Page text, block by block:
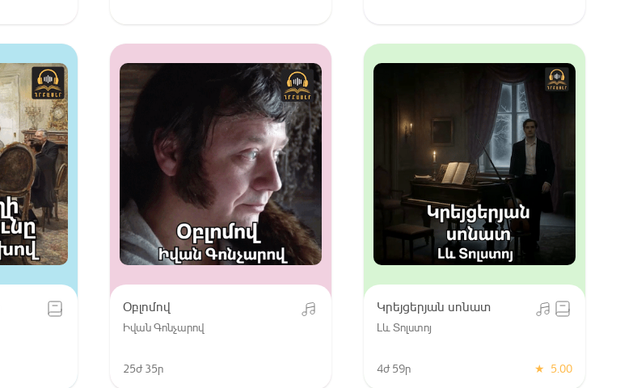
Օբլոմով
Իվան Գոնչարով
25ժ 35ր
Կրեյցերյան սոնատ
Լև Տոլստոյ
4ժ 59ր ★ 5.00